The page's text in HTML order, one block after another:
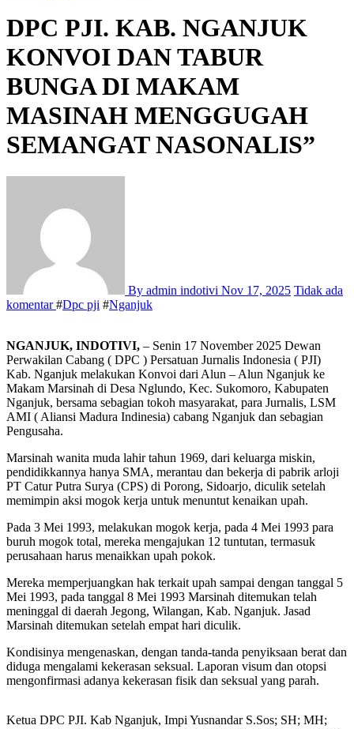
DPC PJI. KAB. NGANJUK
KONVOI DAN TABUR
BUNGA DI MAKAM
MASINAH MENGGUGAH
SEMANGAT NASONALIS”
By admin indotivi Nov 17, 2025 Tidak ada
komentar#Dpc pji #Nganjuk
NGANJUK, INDOTIVI, – Senin 17 November 2025 Dewan
Perwakilan Cabang ( DPC ) Persatuan Jurnalis Indonesia ( PJI)
Kab. Nganjuk melakukan Konvoi dari Alun – Alun Nganjuk ke
Makam Marsinah di Desa Nglundo, Kec. Sukomoro, Kabupaten
Nganjuk, bersama sebagian tokoh masyarakat, para Jurnalis, LSM
AMI ( Aliansi Madura Indinesia) cabang Nganjuk dan sebagian
Pengusaha.
Marsinah wanita muda lahir tahun 1969, dari keluarga miskin,
pendidikkannya hanya SMA, merantau dan bekerja di pabrik arloji
PT Catur Putra Surya (CPS) di Porong, Sidoarjo, diculik setelah
memimpin aksi mogok kerja untuk menuntut kenaikan upah.
Pada 3 Mei 1993, melakukan mogok kerja, pada 4 Mei 1993 para
buruh mogok total, mereka mengajukan 12 tuntutan, termasuk
perusahaan harus menaikkan upah pokok.
Mereka memperjuangkan hak terkait upah sampai dengan tanggal 5
Mei 1993, pada tanggal 8 Mei 1993 Marsinah ditemukan telah
meninggal di daerah Jegong, Wilangan, Kab. Nganjuk. Jasad
Marsinah ditemukan setelah empat hari diculik.
Kondisinya mengenaskan, dengan tanda-tanda penyiksaan berat dan
diduga mengalami kekerasan seksual. Laporan visum dan otopsi
mengonfirmasi adanya kekerasan fisik dan seksual yang parah.
Ketua DPC PJI. Kab Nganjuk, Impi Yusnandar S.Sos; SH; MH;